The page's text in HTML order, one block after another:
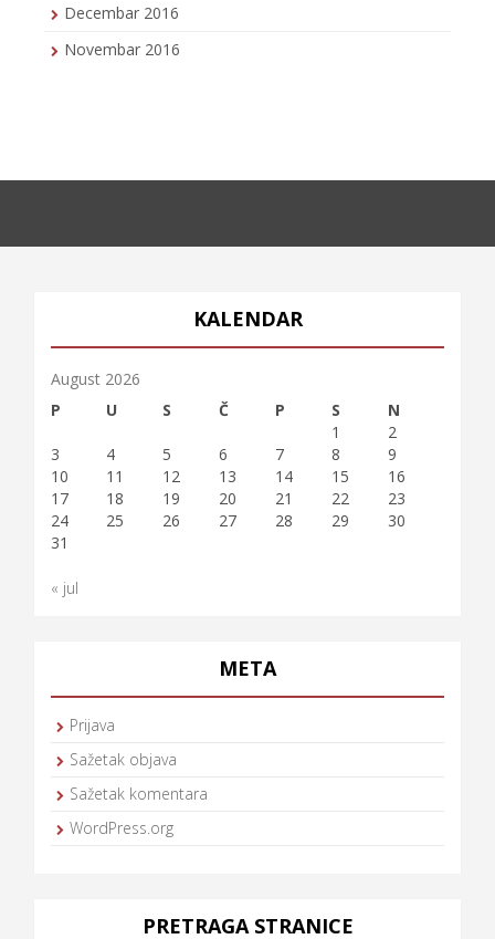
Decembar 2016
Novembar 2016
KALENDAR
August 2026
P
U S Č P S
N
1
2
3
4 5 6 7 8
9
10
11 12 13 14 15
16
17
18 19 20 21 22
23
24
25 26 27 28 29
30
31
« jul
META
Prijava
Sažetak objava
Sažetak komentara
WordPress.org
PRETRAGA STRANICE